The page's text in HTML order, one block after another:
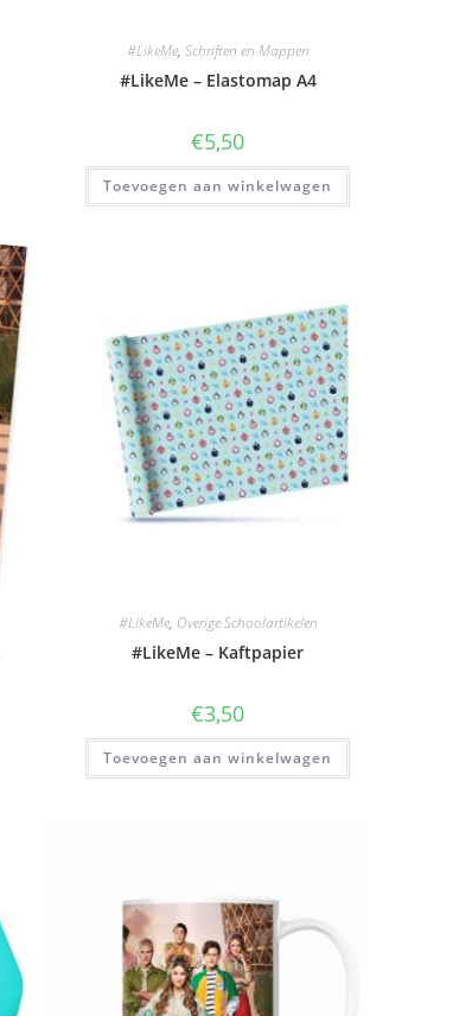
#LikeMe, Schriften en Mappen
#LikeMe – Elastomap A4
€5,50
Toevoegen aan winkelwagen
#LikeMe, Overige Schoolartikelen
#LikeMe – Kaftpapier
€3,50
Toevoegen aan winkelwagen